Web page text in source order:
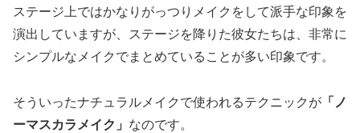
ステージ上ではかなりがっつりメイクをして派手な印象を
演出していますが、ステージを降りた彼女たちは、非常に
シンプルなメイクでまとめていることが多い印象です。
そういったナチュラルメイクで使われるテクニックが 「ノ
ーマスカラメイク」 なのです。